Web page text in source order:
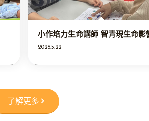
小作培力生命講師 智青現生命影
2026.5.22
了解更多